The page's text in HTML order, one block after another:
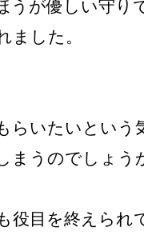
うが優しい守り
ました。
らいたいという
まうのでしょう
役目を終えられ